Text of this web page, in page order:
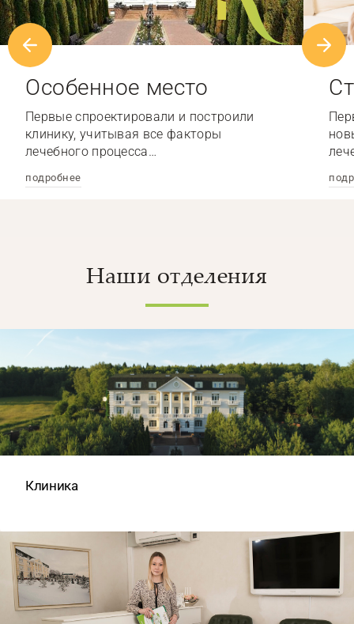
Особенное место
Первые спроектировали и построили
клинику, учитывая все факторы
лечебного процесса…
подробнее
Наши отделения
Клиника